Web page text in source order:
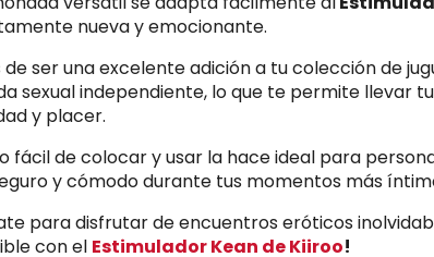
nueva y emocionante.
de ser una excelente adición a tu colección de
sexual independiente, lo que te permite llevar
y placer.
fácil de colocar y usar la hace ideal para
y cómodo durante tus momentos más
para disfrutar de encuentros eróticos
con el Estimulador Kean de Kiiroo!